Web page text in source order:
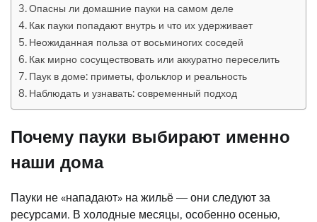
Опасны ли домашние пауки на самом деле
Как пауки попадают внутрь и что их удерживает
Неожиданная польза от восьминогих соседей
Как мирно сосуществовать или аккуратно переселить
Паук в доме: приметы, фольклор и реальность
Наблюдать и узнавать: современный подход
Почему пауки выбирают именно
наши дома
Пауки не «нападают» на жильё — они следуют за
ресурсами. В холодные месяцы, особенно осенью,